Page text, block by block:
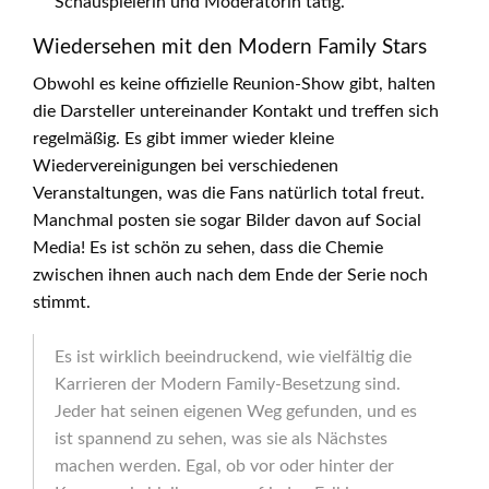
Wiedersehen mit den Modern Family Stars
Obwohl es keine offizielle Reunion-Show gibt, halten
die Darsteller untereinander Kontakt und treffen sich
regelmäßig. Es gibt immer wieder kleine
Wiedervereinigungen bei verschiedenen
Veranstaltungen, was die Fans natürlich total freut.
Manchmal posten sie sogar Bilder davon auf Social
Media! Es ist schön zu sehen, dass die Chemie
zwischen ihnen auch nach dem Ende der Serie noch
stimmt.
Es ist wirklich beeindruckend, wie vielfältig die
Karrieren der Modern Family-Besetzung sind.
Jeder hat seinen eigenen Weg gefunden, und es
ist spannend zu sehen, was sie als Nächstes
machen werden. Egal, ob vor oder hinter der